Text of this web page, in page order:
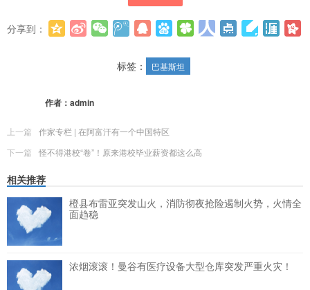
分享到：
标签：
巴基斯坦
作者： admin
上一篇
作家专栏 | 在阿富汗有一个中国特区
下一篇
怪不得港校“卷”！原来港校毕业薪资都这么高
相关推荐
橙县布雷亚突发山火，消防彻夜抢险遏制火势，火情全
面趋稳
浓烟滚滚！曼谷有医疗设备大型仓库突发严重火灾！